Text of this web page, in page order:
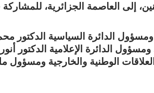
إلى العاصمة الجزائرية،
الدائرة السياسية الدكتور
الدائرة الإعلامية الدكتور أنور
الوطنية والخارجية ومسؤول